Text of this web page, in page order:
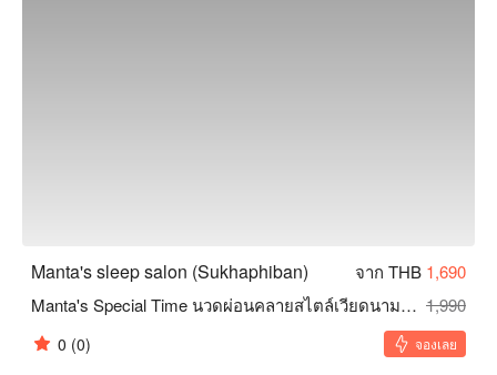
Manta's sleep salon (Sukhaphiban) จาก THB 1,690
Manta's Special Time นวดผ่อนคลายสไตล์เวียดนาม + ดนตรี, อโรมาเธอราพี + มาส์กหน้า + ทรีทเมนต์เคราติน + สตรีมนาโน (20 ขั้นตอน) (1 ค 1,990
0 (0) จองเลย